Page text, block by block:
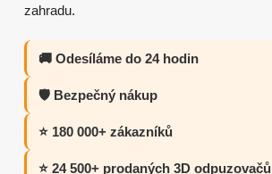
zahradu.
🚚 Odesíláme do 24 hodin
🛡️ Bezpečný nákup
⭐ 180 000+ zákazníků
⭐ 24 500+ prodaných 3D odpuzovačů